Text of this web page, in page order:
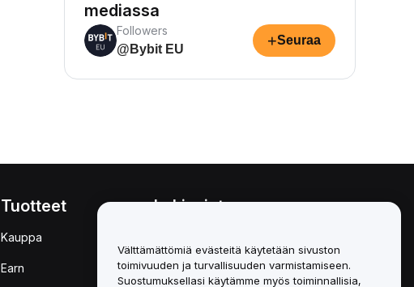
mediassa
Followers
@Bybit EU
+Seuraa
Tuotteet
Kauppa
Earn
Lakiasiat
Yhteenveto säilytys- ja
hallinnointikäytännöstä
Välttämättömiä evästeitä käytetään sivuston
toimivuuden ja turvallisuuden varmistamiseen.
Suostumuksellasi käytämme myös toiminnallisia,